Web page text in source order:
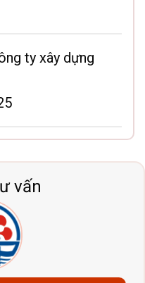
ty xây dựng
vấn